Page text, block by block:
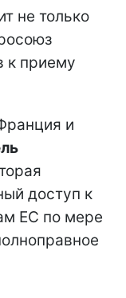
не только
к приему
и
доступ к
ЕС по мере